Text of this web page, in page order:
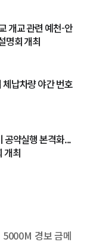
개교 관련 예천-안
명회 개최
납차량 야간 번호
공약실행 본격화...
개최
경보 금메